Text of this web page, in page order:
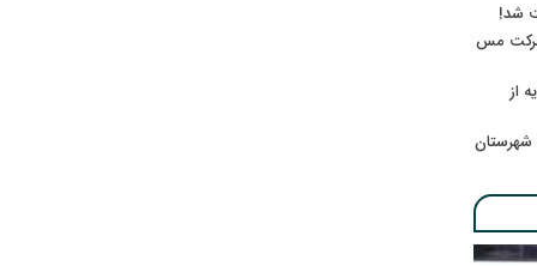
شد!
شرکت مس
از
شهرستان